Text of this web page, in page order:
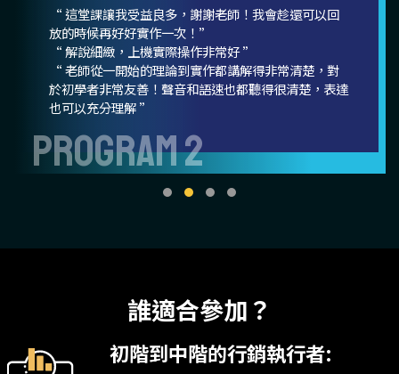
PROGRAM 2
“ 這堂課讓我受益良多，謝謝老師！我會趁還可以回
放的時候再好好實作一次！”
“ 解說細緻，上機實際操作非常好 ”
“ 老師從一開始的理論到實作都講解得非常清楚，對
於初學者非常友善！聲音和語速也都聽得很清楚，表達
也可以充分理解 ”
誰適合參加？
初階到中階的行銷執行者: